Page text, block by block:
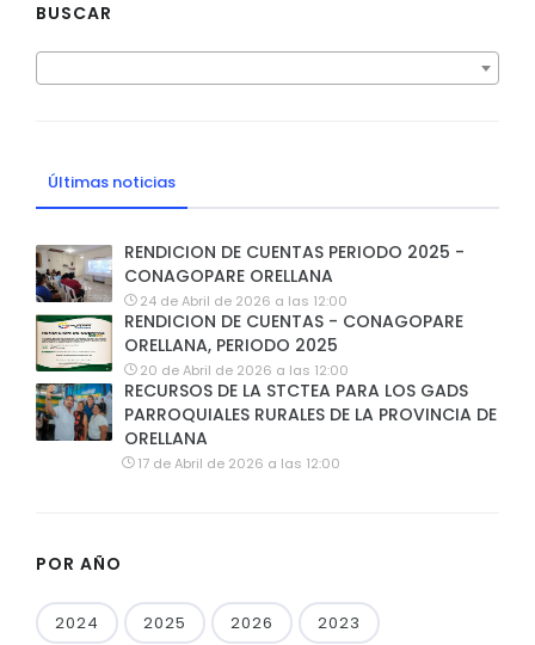
BUSCAR
Últimas noticias
RENDICION DE CUENTAS PERIODO 2025 -
CONAGOPARE ORELLANA
24 de Abril de 2026 a las 12:00
RENDICION DE CUENTAS - CONAGOPARE
ORELLANA, PERIODO 2025
20 de Abril de 2026 a las 12:00
RECURSOS DE LA STCTEA PARA LOS GADS
PARROQUIALES RURALES DE LA PROVINCIA DE
ORELLANA
17 de Abril de 2026 a las 12:00
POR AÑO
2024 2025 2026 2023